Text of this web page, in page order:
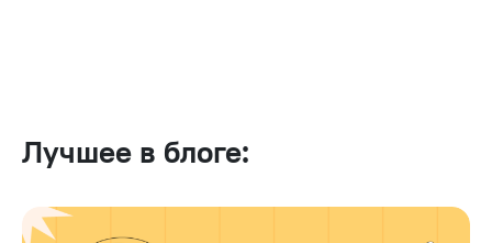
Лучшее в блоге: